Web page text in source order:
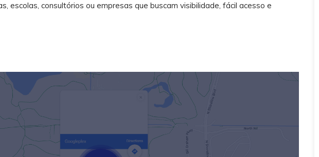
escolas, consultórios ou empresas que buscam visibilidade, fácil acesso e